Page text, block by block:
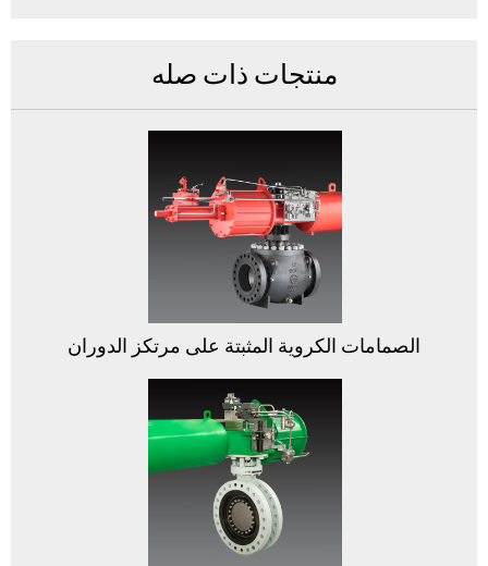
منتجات ذات صله
الصمامات الكروية المثبتة على مرتكز الدوران